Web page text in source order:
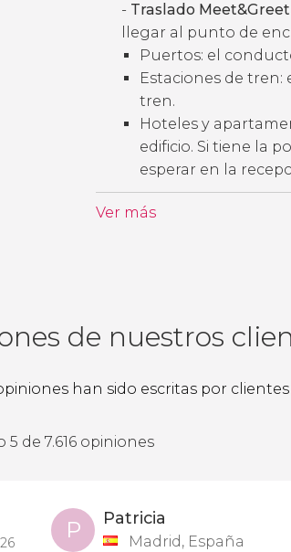
- Traslado
llegar al punto de
Puertos: el
Estaciones de tren:
tren.
Hoteles y
edificio. Si tiene la
esperar en la
Ver más
de nuestros
han sido escritas por
5 de 7.616 opiniones
P Patricia
Madrid, España